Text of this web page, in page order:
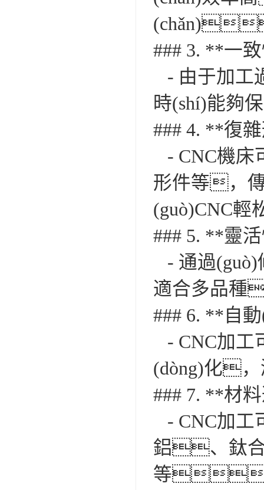
### 3. **一
- 由于加
時(shí)能夠
### 4. **復
- CNC機
形件等，
(guò)CNC
### 5. **靈
- 通過
適合多品種
### 6. **自
- CNC加工
(dòng)化
### 7. **材
- CNC加
鋁、鈦
等